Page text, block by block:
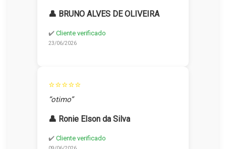
👤 BRUNO ALVES DE OLIVEIRA
✔️ Cliente verificado
23/06/2026
⭐⭐⭐⭐⭐
“otimo”
👤 Ronie Elson da Silva
✔️ Cliente verificado